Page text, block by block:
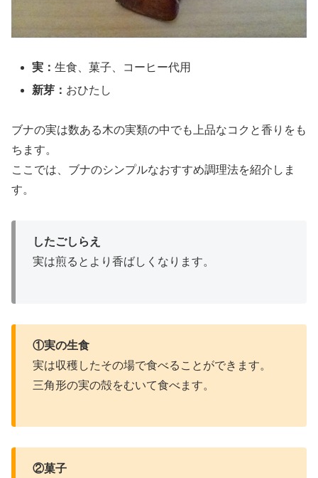
実：生食、菓子、コーヒー代用
新芽： おひたし
ブナの実は数ある木の実類の中でも上品なコクと香りをも
ちます。
ここでは、 ブナのシンプルなおすすめ調理法を紹介しま
す。
したごしらえ
実は煎るとより香ばしくなります。
①実の生食
実は収穫したその場で食べることができます。
三角形の実の殻をむいて食べます。
②菓子